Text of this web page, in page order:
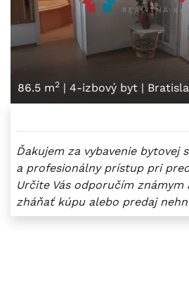
86.5 m2 | 4-izbový byt |
Ďakujem za vybavenie bytovej
a profesionálny prístup pri
Určite Vás odporučím
zháňať kúpu alebo predaj